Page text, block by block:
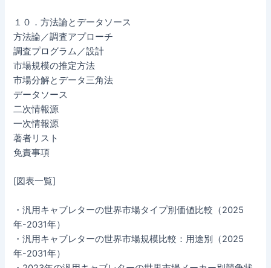
１０．方法論とデータソース
方法論／調査アプローチ
調査プログラム／設計
市場規模の推定方法
市場分解とデータ三角法
データソース
二次情報源
一次情報源
著者リスト
免責事項
[図表一覧]
・汎用キャブレターの世界市場タイプ別価値比較（2025
年-2031年）
・汎用キャブレターの世界市場規模比較：用途別（2025
年-2031年）